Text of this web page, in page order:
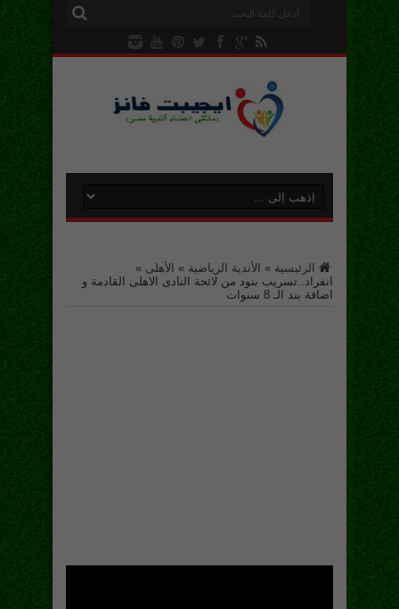
الرئيسية » الأندية الرياضية » الأهلى »
انفراد..تسريب بنود من لائحة النادى الاهلى القادمة و
اضافة بند الـ 8 سنوات